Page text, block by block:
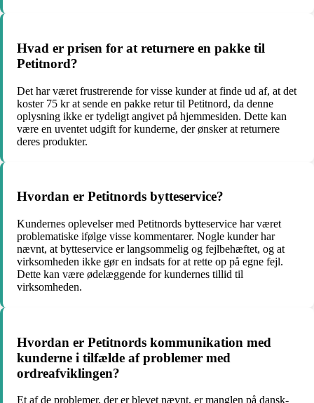
Hvad er prisen for at returnere en pakke til
Petitnord?
Det har været frustrerende for visse kunder at finde ud af, at det
koster 75 kr at sende en pakke retur til Petitnord, da denne
oplysning ikke er tydeligt angivet på hjemmesiden. Dette kan
være en uventet udgift for kunderne, der ønsker at returnere
deres produkter.
Hvordan er Petitnords bytteservice?
Kundernes oplevelser med Petitnords bytteservice har været
problematiske ifølge visse kommentarer. Nogle kunder har
nævnt, at bytteservice er langsommelig og fejlbehæftet, og at
virksomheden ikke gør en indsats for at rette op på egne fejl.
Dette kan være ødelæggende for kundernes tillid til
virksomheden.
Hvordan er Petitnords kommunikation med
kunderne i tilfælde af problemer med
ordreafviklingen?
Et af de problemer, der er blevet nævnt, er manglen på dansk-